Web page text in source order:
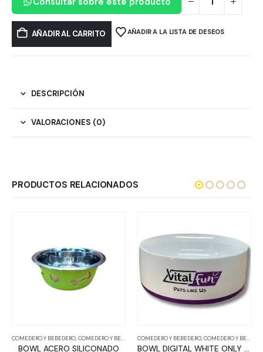
AÑADIR AL CARRITO AÑADIR A LA LISTA DE DESEOS
DESCRIPCIÓN
VALORACIONES (0)
PRODUCTOS RELACIONADOS
Y BEBEDERO,COMEDERO Y BEBEDERO
ACERO SILICONADO
COMEDERO Y BEBEDERO,COMEDERO Y BEBEDERO
BOWL DIGITAL WHITE ONLY SIZE
COMEDERO Y